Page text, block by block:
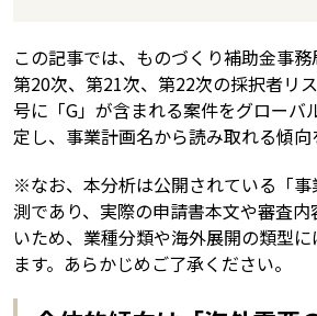
この記事では、ものづくり補助金事務
第20次、第21次、第22次の採択者リ
号に「G」が含まれる案件をグローバ
定し、事業計画名から読み取れる傾向
※なお、本分析は公開されている「
測であり、実際の申請書本文や審査
いため、業種分類や海外展開の類型
ます。あらかじめご了承ください。